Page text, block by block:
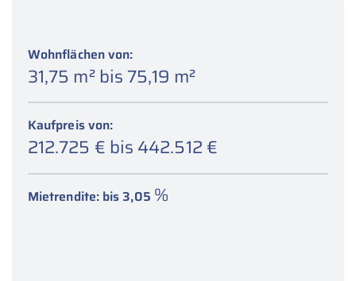
Wohnflächen von:
31,75 m2bis 75,19 m2
Kaufpreis von:
212.725 € bis 442.512 €
Mietrendite: bis 3,05 %